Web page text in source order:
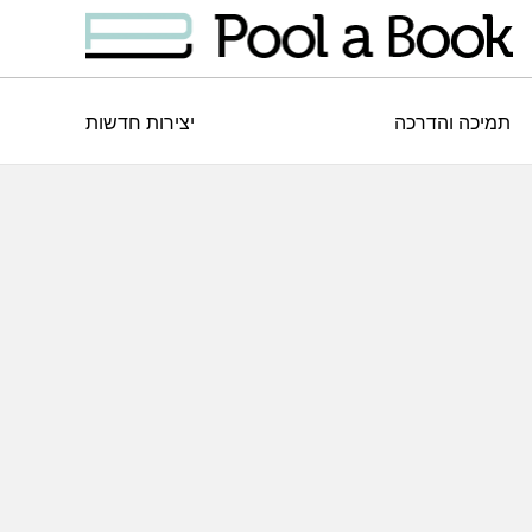
תמיכה והדרכה יצירות חדשות